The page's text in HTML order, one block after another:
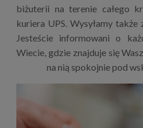
biżuterii na terenie całego
kuriera UPS. Wysyłamy
Jesteście informowani o
Wiecie, gdzie znajduje się
na nią spokojnie pod